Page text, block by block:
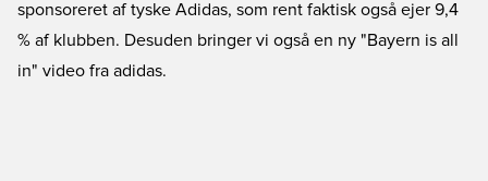
sponsoreret af tyske Adidas, som rent faktisk også ejer 9,4
% af klubben. Desuden bringer vi også en ny "Bayern is all
in" video fra adidas.